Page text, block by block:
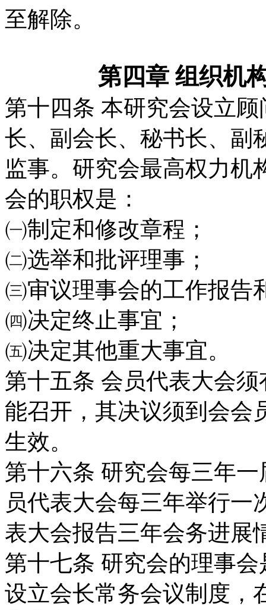
至解除。
第四章 组织机
第十四条 本研究会设立
长、副会长、秘书长、副
监事。研究会最高权力机
会的职权是：
㈠制定和修改章程；
㈡选举和批评理事；
㈢审议理事会的工作报告
㈣决定终止事宜；
㈤决定其他重大事宜。
第十五条 会员代表大会
能召开，其决议须到会会
生效。
第十六条 研究会每三年
员代表大会每三年举行一
表大会报告三年会务进展
第十七条 研究会的理事
设立会长常务会议制度，